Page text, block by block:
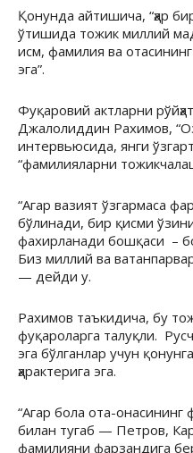
Қонунда айтишича, “ҳар
ўтишида тожик миллий
исм, фамилия ва отасининг
эга”.
Фуқаровий актларни
Джалолиддин Рахимов,
интервьюсида, янги
“фамилияларни
“Агар вазият ўзгармаса
бўлинади, бир қисми
фахирланади бошқаси –
Биз миллий ва
— дейди у.
Рахимов таъкидича, бу
фуқароларга талуқли.
эга бўлганлар учун
ҳарактерига эга.
“Агар бола ота-онасининг
билан тугаб — Петров,
фамилияни фарзандига